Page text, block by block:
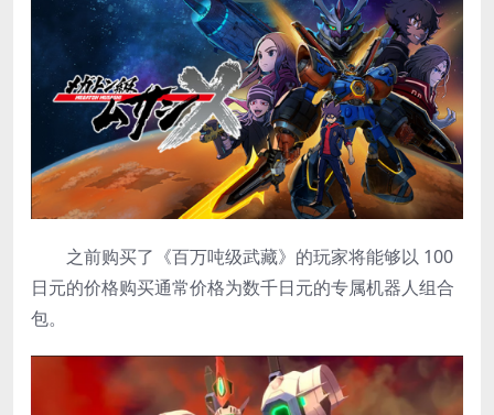
之前购买了《百万吨级武藏》的玩家将能够以 100
日元的价格购买通常价格为数千日元的专属机器人组合
包。